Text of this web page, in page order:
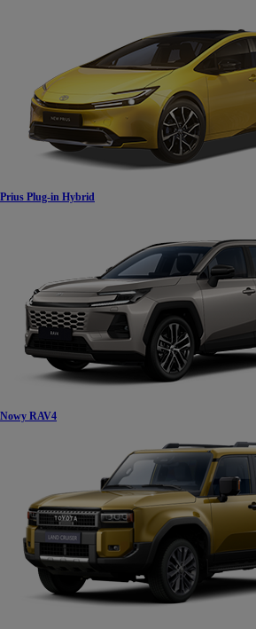
Prius Plug-in Hybrid
Nowy RAV4